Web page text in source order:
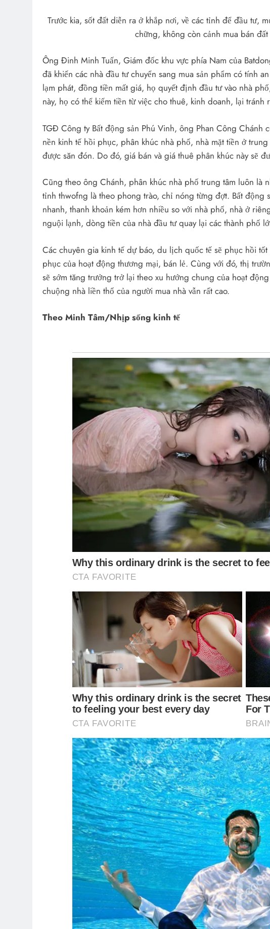
Trước kia, sốt đất diễn ra ở khắp nơi, về các tỉnh để đầu tư,
chững, không còn cảnh mua bán
Ông Đinh Minh Tuấn, Giám đốc khu vực phía Nam của
đã khiến các nhà đầu tư chuyển sang mua sản phẩm có tính
lạm phát, đồng tiền mất giá, họ quyết định đầu tư vào nhà
này, họ có thể kiếm tiền từ việc cho thuê, kinh doanh, lại
TGĐ Công ty Bất động sản Phú Vinh, ông Phan Công
nền kinh tế hồi phục, phân khúc nhà phố, nhà mặt tiền ở
được săn đón. Do đó, giá bán và giá thuê phân khúc này sẽ
Cũng theo ông Chánh, phân khúc nhà phố trung tâm luôn là
tỉnh thwofng là theo phong trào, chỉ nóng từng đợt. Bất động
nhanh, thanh khoản kém hơn nhiều so với nhà phố, nhà ở
nguội lạnh, dòng tiền của nhà đầu tư quay lại các thành phố
Các chuyên gia kinh tế dự báo, du lịch quốc tế sẽ phục hồi
phục của hoạt động thương mại, bán lẻ. Cùng với đó, thị
sẽ sớm tăng trưởng trở lại theo xu hướng chung của hoạt
chuộng nhà liền thổ của người mua nhà vẫn rất cao.
Theo Minh Tâm/Nhịp sống kinh tế